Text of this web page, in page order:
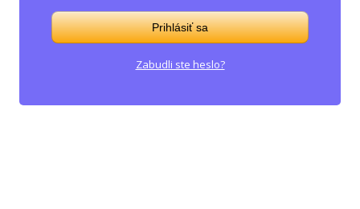
Prihlásiť sa
Zabudli ste heslo?